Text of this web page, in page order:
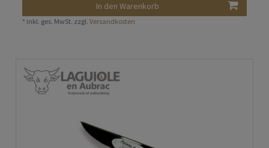
In den Warenkorb
* inkl. ges. MwSt. zzgl.Versandkosten